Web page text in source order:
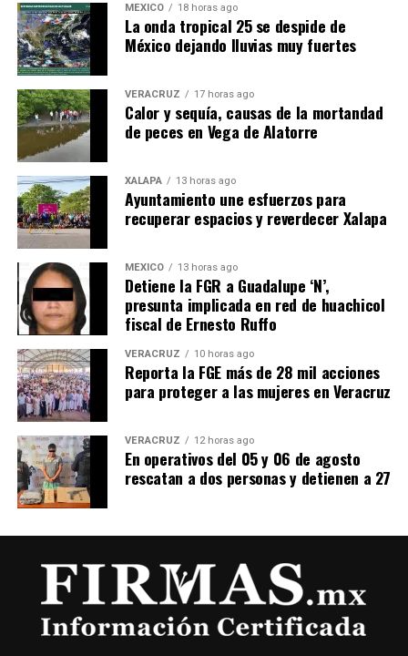
MÉXICO 18 horas ago
​La onda tropical 25 se despide de
México dejando lluvias muy fuertes
VERACRUZ 17 horas ago
Calor y sequía, causas de la mortandad
de peces en Vega de Alatorre
XALAPA 13 horas ago
Ayuntamiento une esfuerzos para
recuperar espacios y reverdecer Xalapa
MÉXICO 13 horas ago
Detiene la FGR a Guadalupe ‘N’,
presunta implicada en red de huachicol
fiscal de Ernesto Ruffo
VERACRUZ 10 horas ago
Reporta la FGE más de 28 mil acciones
para proteger a las mujeres en Veracruz
VERACRUZ 12 horas ago
En operativos del 05 y 06 de agosto
rescatan a dos personas y detienen a 27